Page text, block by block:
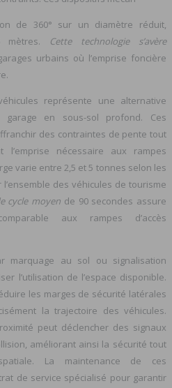
de 360° sur un diamètre réduit,
mètres. Cette technologie s’avère
urbains où l’emprise foncière
représente une alternative
en sous-sol profond. Ces
des contraintes de pente tout
l’emprise nécessaire aux rampes
varie entre 2,5 et 5 tonnes selon les
des véhicules de tourisme
cycle moyen de 90 secondes assure
aux rampes d’accès
marquage au sol ou signalisation
l’utilisation de l’espace disponible.
les marges de sécurité latérales
la trajectoire des véhicules.
peut déclencher des signaux
améliorant ainsi la sécurité tout
La maintenance de ces
de service spécialisé pour garantir